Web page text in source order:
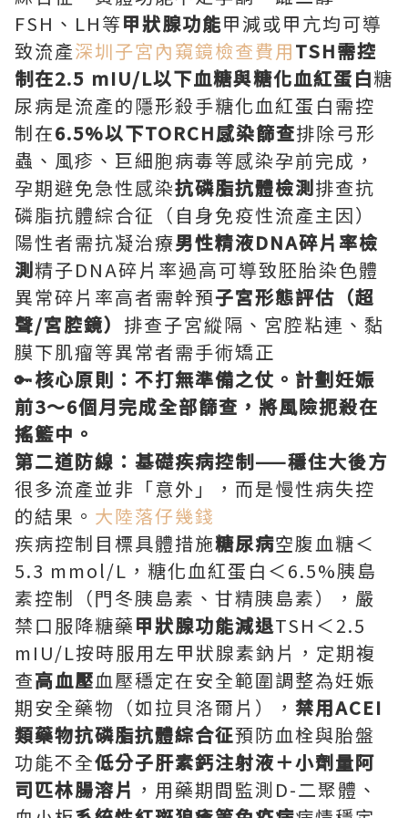
FSH、LH等甲狀腺功能甲減或甲亢均可導
致流產深圳子宮內窺鏡檢查費用TSH需控
制在2.5 mIU/L以下血糖與糖化血紅蛋白糖
尿病是流產的隱形殺手糖化血紅蛋白需控
制在6.5%以下TORCH感染篩查排除弓形
蟲、風疹、巨細胞病毒等感染孕前完成，
孕期避免急性感染抗磷脂抗體檢測排查抗
磷脂抗體綜合征（自身免疫性流產主因）
陽性者需抗凝治療男性精液DNA碎片率檢
測精子DNA碎片率過高可導致胚胎染色體
異常碎片率高者需幹預子宮形態評估（超
聲/宮腔鏡） 排查子宮縱隔、宮腔粘連、黏
膜下肌瘤等異常者需手術矯正
🔑核心原則：不打無準備之仗。計劃妊娠
前3～6個月完成全部篩查，將風險扼殺在
搖籃中。
第二道防線：基礎疾病控制——穩住大後方
很多流產並非「意外」，而是慢性病失控
的結果。 大陸落仔幾錢
疾病控制目標具體措施糖尿病空腹血糖＜
5.3 mmol/L，糖化血紅蛋白＜6.5%胰島
素控制（門冬胰島素、甘精胰島素），嚴
禁口服降糖藥甲狀腺功能減退TSH＜2.5
mIU/L按時服用左甲狀腺素鈉片，定期複
查高血壓血壓穩定在安全範圍調整為妊娠
期安全藥物（如拉貝洛爾片）， 禁用ACEI
類藥物抗磷脂抗體綜合征預防血栓與胎盤
功能不全低分子肝素鈣注射液＋小劑量阿
司匹林腸溶片 ，用藥期間監測D-二聚體、